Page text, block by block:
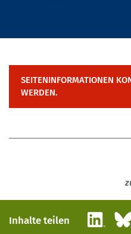
SEITENINFORMATIONEN
WERDEN.
Inhalte teilen